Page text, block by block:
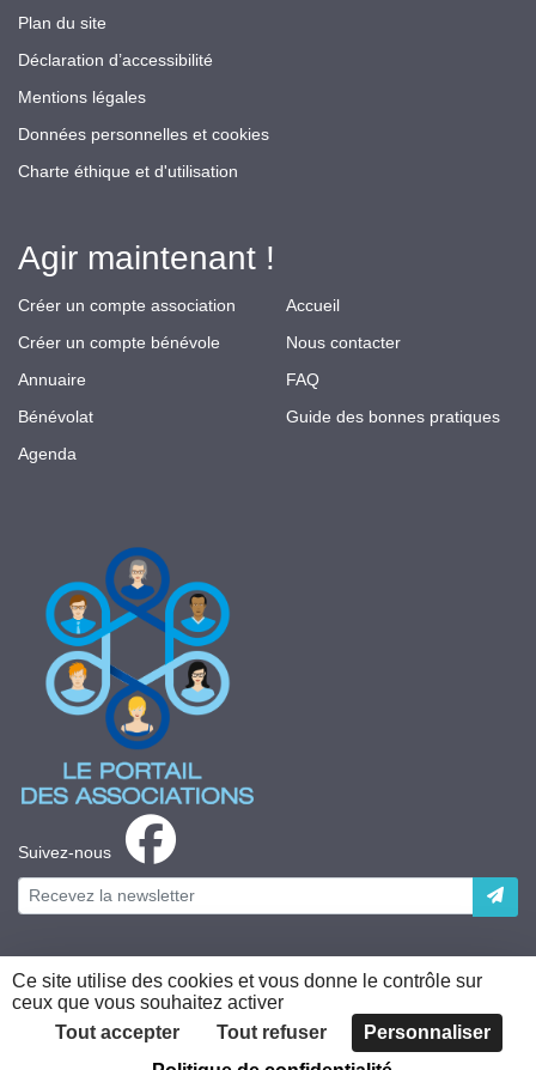
Suivez-nous
Plan du site
Déclaration d’accessibilité
Mentions légales
Données personnelles et cookies
Charte éthique et d'utilisation
Agir maintenant !
Créer un compte association
Créer un compte bénévole
Annuaire
Bénévolat
Agenda
Accueil
Nous contacter
FAQ
Guide des bonnes pratiques
Plateforme développée en France par
Ce site utilise des cookies et vous donne le contrôle sur
ceux que vous souhaitez activer
Tout accepter
Tout refuser
Personnaliser